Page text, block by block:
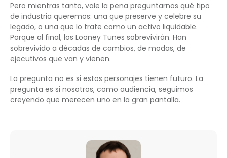
Pero mientras tanto, vale la pena preguntarnos qué tipo
de industria queremos: una que preserve y celebre su
legado, o una que lo trate como un activo liquidable.
Porque al final, los Looney Tunes sobrevivirán. Han
sobrevivido a décadas de cambios, de modas, de
ejecutivos que van y vienen.
La pregunta no es si estos personajes tienen futuro. La
pregunta es si nosotros, como audiencia, seguimos
creyendo que merecen uno en la gran pantalla.